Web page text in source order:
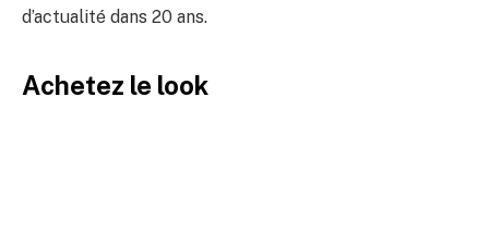
d’actualité dans 20 ans.
Achetez le look